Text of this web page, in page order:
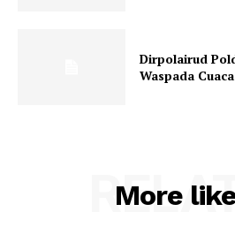
Dirpolairud
Waspada
More